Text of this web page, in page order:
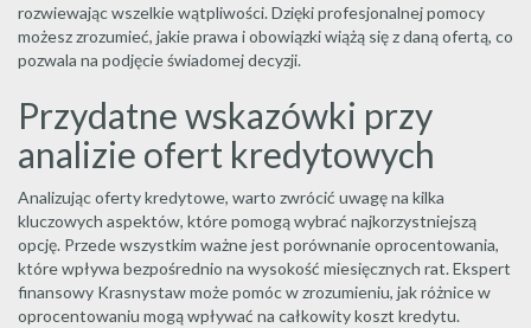
rozwiewając wszelkie wątpliwości. Dzięki profesjonalnej pomocy
możesz zrozumieć, jakie prawa i obowiązki wiążą się z daną ofertą, co
pozwala na podjęcie świadomej decyzji.
Przydatne wskazówki przy
analizie ofert kredytowych
Analizując oferty kredytowe, warto zwrócić uwagę na kilka
kluczowych aspektów, które pomogą wybrać najkorzystniejszą
opcję. Przede wszystkim ważne jest porównanie oprocentowania,
które wpływa bezpośrednio na wysokość miesięcznych rat. Ekspert
finansowy Krasnystaw może pomóc w zrozumieniu, jak różnice w
oprocentowaniu mogą wpływać na całkowity koszt kredytu.